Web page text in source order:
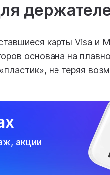
карты Visa и
основана на
не теряя
акции